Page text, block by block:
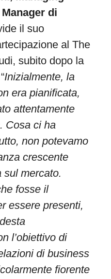
di
il suo
al The
subito dopo la
Inizialmente, la
era pianificata,
attentamente
Cosa ci ha
non potevamo
crescente
sul mercato.
fosse il
essere presenti,
l’obiettivo di
di business
fiorente